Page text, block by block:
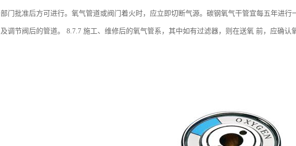
部门批准后方可进行。氧气管道或阀门着火时，应立即切断气源。碳钢氧气干管宜每五年进
及调节阀后的管道。 8.7.7 施工、维修后的氧气管系，其中如有过滤器，则在送氧 前，应确认